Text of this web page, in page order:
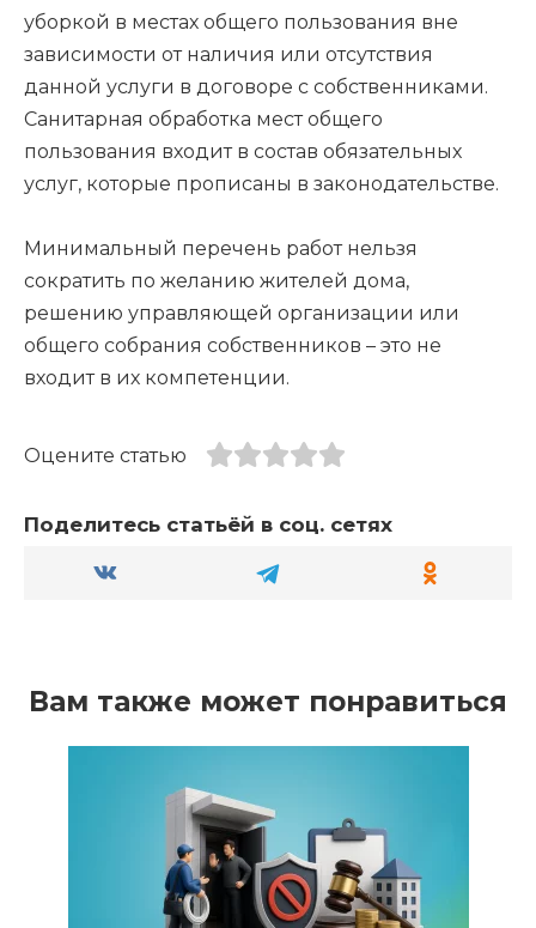
уборкой в местах общего пользования вне
зависимости от наличия или отсутствия
данной услуги в договоре с собственниками.
Санитарная обработка мест общего
пользования входит в состав обязательных
услуг, которые прописаны в законодательстве.
Минимальный перечень работ нельзя
сократить по желанию жителей дома,
решению управляющей организации или
общего собрания собственников – это не
входит в их компетенции.
Оцените статью
Поделитесь статьёй в соц. сетях
Вам также может понравиться